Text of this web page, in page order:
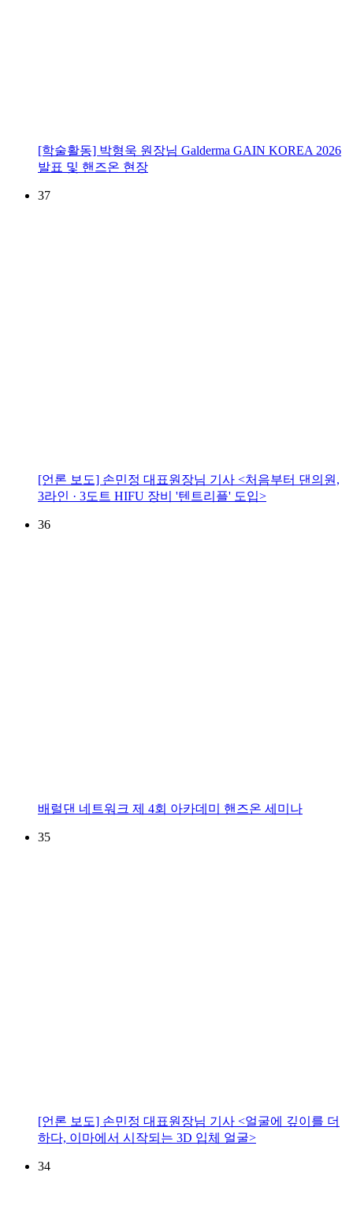
[학술활동] 박형욱 원장님 Galderma GAIN KOREA 2026
발표 및 핸즈온 현장
37
[언론 보도] 손민정 대표원장님 기사 <처음부터 댄의원,
3라인 · 3도트 HIFU 장비 '텐트리플' 도입>
36
배럴댄 네트워크 제 4회 아카데미 핸즈온 세미나
35
[언론 보도] 손민정 대표원장님 기사 <얼굴에 깊이를 더
하다, 이마에서 시작되는 3D 입체 얼굴>
34